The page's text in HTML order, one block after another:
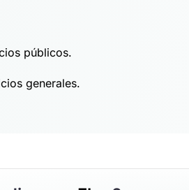
públicos.
generales.